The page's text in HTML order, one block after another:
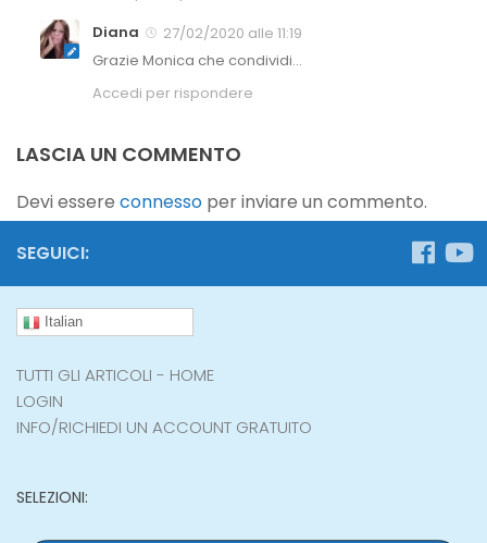
Diana
27/02/2020 alle 11:19
Grazie Monica che condividi…
Accedi per rispondere
LASCIA UN COMMENTO
Devi essere connesso per inviare un commento.
SEGUICI:
Italian
TUTTI GLI ARTICOLI - HOME
LOGIN
INFO/RICHIEDI UN ACCOUNT GRATUITO
SELEZIONI: